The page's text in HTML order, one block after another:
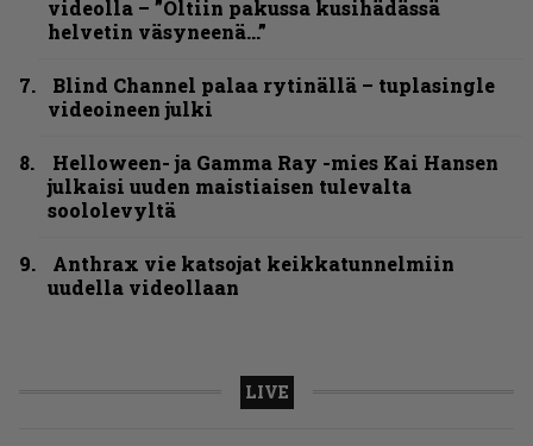
videolla – ”Oltiin pakussa kusihädässä
helvetin väsyneenä…”
Blind Channel palaa rytinällä – tuplasingle
videoineen julki
Helloween- ja Gamma Ray -mies Kai Hansen
julkaisi uuden maistiaisen tulevalta
soololevyltä
Anthrax vie katsojat keikkatunnelmiin
uudella videollaan
LIVE